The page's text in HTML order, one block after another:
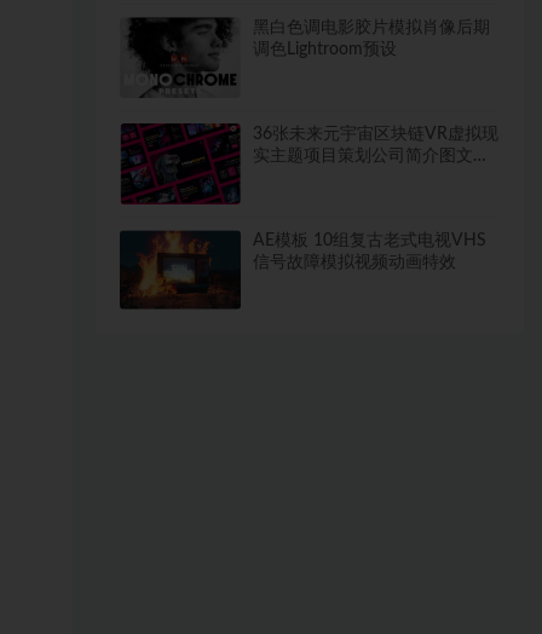
黑白色调电影胶片模拟肖像后期
调色Lightroom预设
36张未来元宇宙区块链VR虚拟现
实主题项目策划公司简介图文排
AE模板 10组复古老式电视VHS
信号故障模拟视频动画特效